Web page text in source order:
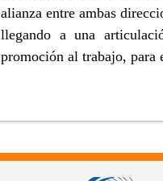
alianza entre ambas
llegando a una
promoción al trabajo, para